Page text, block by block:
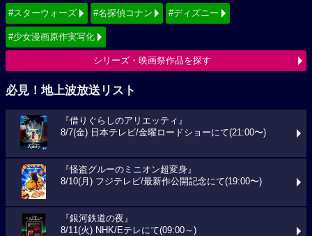
#スターウォーズ #名探偵コナン #ディズニー
#少女漫画原作実写化
シリーズ・映画祭作品を探す
必見！地上波放送リスト
『借りぐらしのアリエッティ』
8/7(金) 日本テレビ/金曜ロードショーにて(21:00〜)
『怪盗グルーのミニオン超変身』
8/10(月) フジテレビ/最新作公開記念にて(19:00〜)
『銀河鉄道の夜』
8/11(火) NHK/Eテレにて(09:00～)